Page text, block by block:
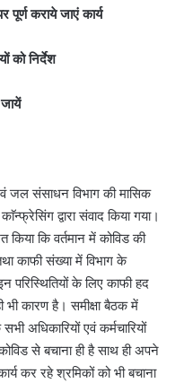
पूर्ण कराये जाएं कार्य
को निर्देश
जल संसाधन विभाग की मासिक
द्वारा संवाद किया गया।
किया कि वर्तमान में कोविड की
काफी संख्या में विभाग के
परिस्थितियों के लिए काफी हद
भी कारण है। समीक्षा बैठक में
अधिकारियों एवं कर्मचारियों
से बचाना ही है साथ ही अपने
कर रहे श्रमिकों को भी बचाना